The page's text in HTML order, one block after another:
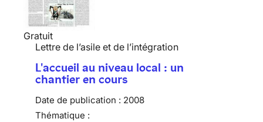
Gratuit
Lettre de l’asile et de l’intégration
L'accueil au niveau local : un
chantier en cours
Date de publication : 2008
Thématique :